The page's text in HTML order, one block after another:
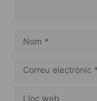
Nom
Correu
Lloc